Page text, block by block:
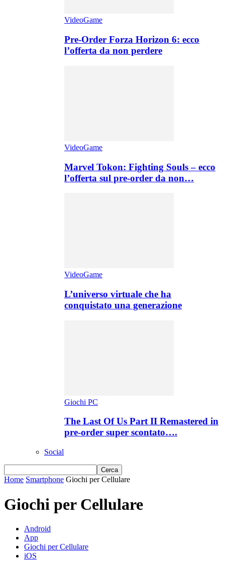
VideoGame
Pre-Order Forza Horizon 6: ecco
l’offerta da non perdere
VideoGame
Marvel Tokon: Fighting Souls – ecco
l’offerta sul pre-order da non…
VideoGame
L’universo virtuale che ha
conquistato una generazione
Giochi PC
The Last Of Us Part II Remastered in
pre-order super scontato….
Social
Home Smartphone Giochi per Cellulare
Giochi per Cellulare
Android
App
Giochi per Cellulare
iOS